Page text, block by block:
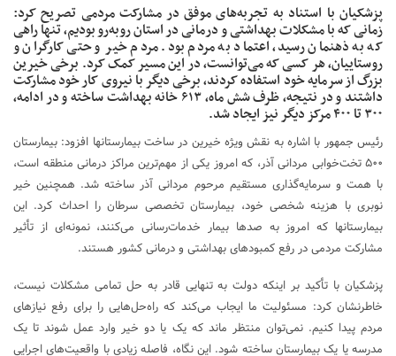
پزشکیان با استناد به تجربه‌های موفق در مشارکت مردمی تصریح کرد:
زمانی که با مشکلات بهداشتی و درمانی در استان روبه‌رو بودیم، تنها راهی
که به ذهنمان رسید، اعتماد به مردم بود. مردم خیر و حتی کارگران و
روستاییان، هر کسی که می‌توانست، در این مسیر کمک کرد. برخی خیرین
بزرگ از سرمایه خود استفاده کردند، برخی دیگر با نیروی کار خود مشارکت
داشتند و در نتیجه، ظرف شش ماه، ۶۱۳ خانه بهداشت ساخته و در ادامه،
۳۰۰ تا ۴۰۰ مرکز دیگر نیز ایجاد شد.
رئیس جمهور با اشاره به نقش ویژه خیرین در ساخت بیمارستانها افزود: بیمارستان
۵۰۰ تخت‌خوابی مردانی آذر، که امروز یکی از مهم‌ترین مراکز درمانی منطقه است،
با همت و سرمایه‌گذاری مستقیم مرحوم مردانی آذر ساخته شد. همچنین خیر
نوبری با هزینه شخصی خود، بیمارستان تخصصی سرطان را احداث کرد. این
بیمارستانها که امروز به صدها بیمار خدمات‌رسانی می‌کنند، نمونه‌ای از تأثیر
مشارکت مردمی در رفع کمبودهای بهداشتی و درمانی کشور هستند.
پزشکیان با تأکید بر اینکه دولت به تنهایی قادر به حل تمامی مشکلات نیست،
خاطرنشان کرد: مسئولیت ما ایجاب می‌کند که راه‌حل‌هایی را برای رفع نیازهای
مردم پیدا کنیم. نمی‌توان منتظر ماند که یک یا دو خیر وارد عمل شوند تا یک
مدرسه یا یک بیمارستان ساخته شود. این نگاه، فاصله زیادی با واقعیت‌های اجرایی